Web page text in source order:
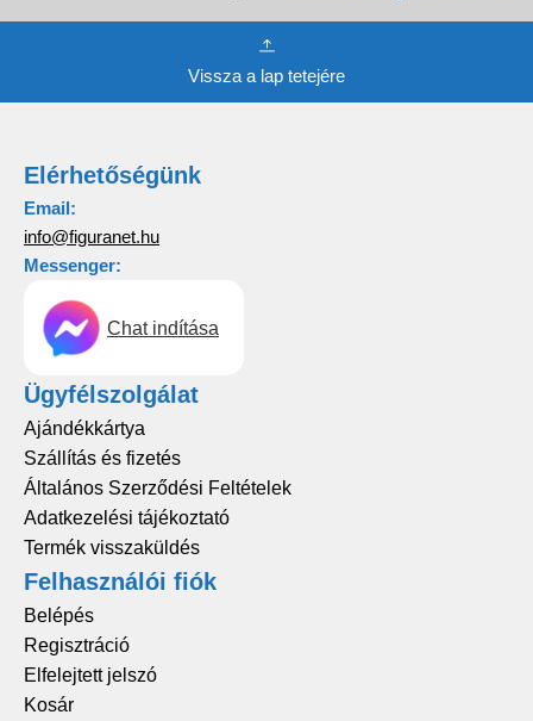
Vissza a lap tetejére
Elérhetőségünk
Email:
info@figuranet.hu
Messenger:
Chat indítása
Ügyfélszolgálat
Ajándékkártya
Szállítás és fizetés
Általános Szerződési Feltételek
Adatkezelési tájékoztató
Termék visszaküldés
Felhasználói fiók
Belépés
Regisztráció
Elfelejtett jelszó
Kosár